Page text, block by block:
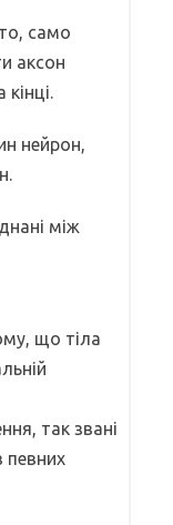
само
аксон
нейрон,
між
що тіла
так звані
певних